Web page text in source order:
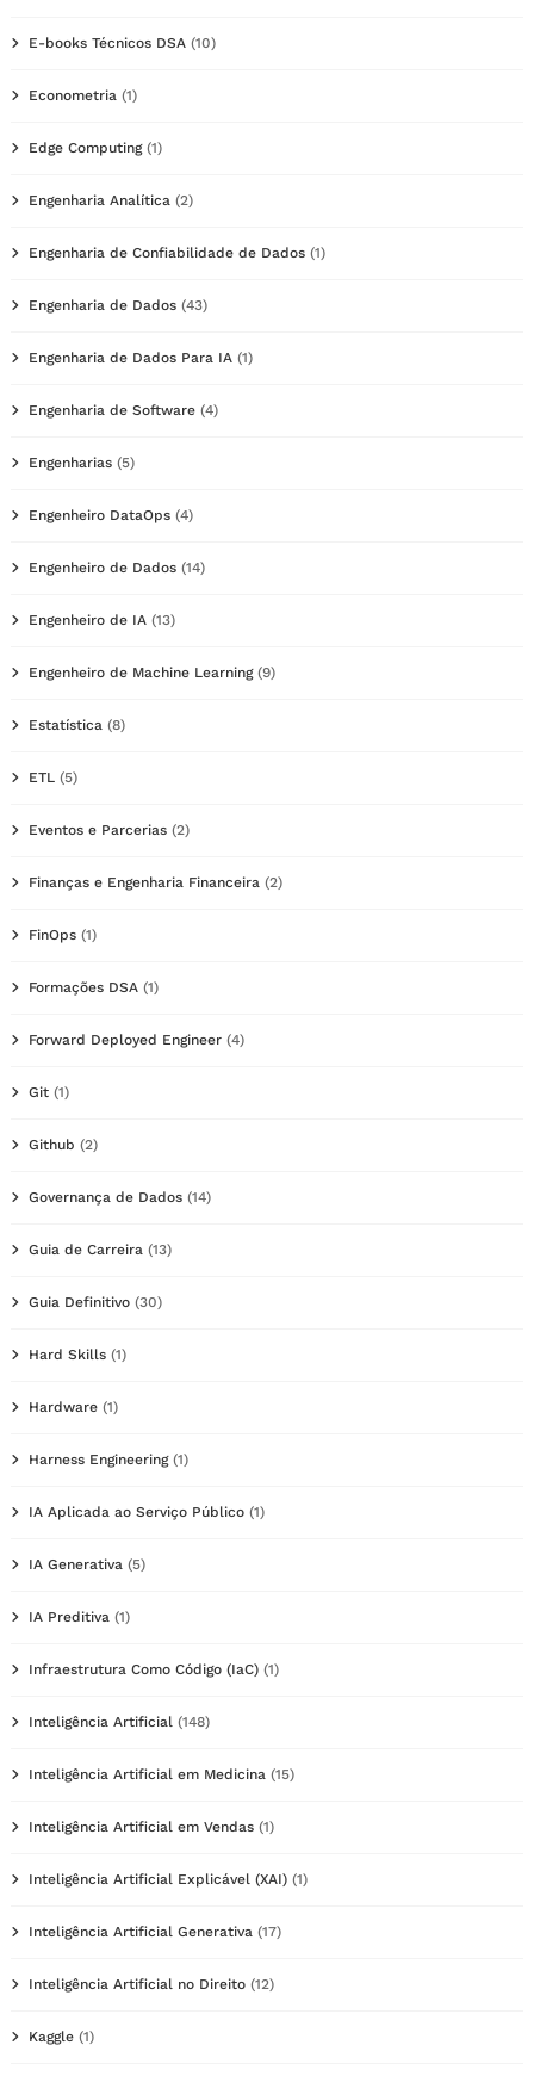
E-books Técnicos DSA (10)
Econometria (1)
Edge Computing(1)
Engenharia Analítica (2)
Engenharia de Confiabilidade de Dados (1)
Engenharia de Dados (43)
Engenharia de Dados Para IA (1)
Engenharia de Software (4)
Engenharias (5)
Engenheiro DataOps (4)
Engenheiro de Dados (14)
Engenheiro de IA (13)
Engenheiro de Machine Learning(9)
Estatística (8)
ETL (5)
Eventos e Parcerias (2)
Finanças e Engenharia Financeira (2)
FinOps (1)
Formações DSA (1)
Forward Deployed Engineer (4)
Git (1)
Github (2)
Governança de Dados (14)
Guia de Carreira (13)
Guia Definitivo (30)
Hard Skills (1)
Hardware (1)
Harness Engineering(1)
IA Aplicada ao Serviço Público (1)
IA Generativa (5)
IA Preditiva (1)
Infraestrutura Como Código (IaC) (1)
Inteligência Artificial (148)
Inteligência Artificial em Medicina (15)
Inteligência Artificial em Vendas (1)
Inteligência Artificial Explicável (XAI) (1)
Inteligência Artificial Generativa (17)
Inteligência Artificial no Direito (12)
Kaggle (1)